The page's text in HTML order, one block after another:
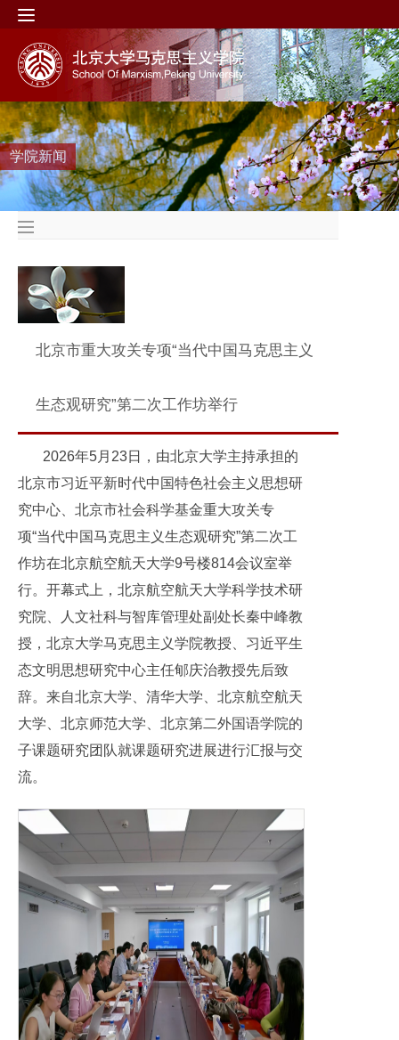
学院新闻
北京市重大攻关专项“当代中国马克思主义
生态观研究”第二次工作坊举行
2026年5月23日，由北京大学主持承担的
北京市习近平新时代中国特色社会主义思想研
究中心、北京市社会科学基金重大攻关专
项“当代中国马克思主义生态观研究”第二次工
作坊在北京航空航天大学9号楼814会议室举
行。开幕式上，北京航空航天大学科学技术研
究院、人文社科与智库管理处副处长秦中峰教
授，北京大学马克思主义学院教授、习近平生
态文明思想研究中心主任郇庆治教授先后致
辞。来自北京大学、清华大学、北京航空航天
大学、北京师范大学、北京第二外国语学院的
子课题研究团队就课题研究进展进行汇报与交
流。